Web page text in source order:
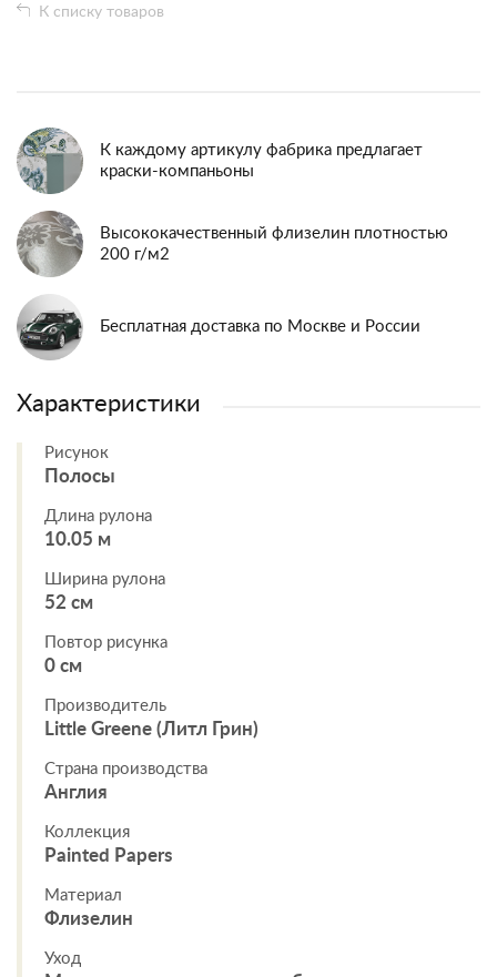
К списку товаров
К каждому артикулу фабрика предлагает
краски-компаньоны
Высококачественный флизелин плотностью
200 г/м2
Бесплатная доставка по Москве и России
Характеристики
Рисунок
Полосы
Длина рулона
10.05 м
Ширина рулона
52 см
Повтор рисунка
0 см
Производитель
Little Greene (Литл Грин)
Страна производства
Англия
Коллекция
Painted Papers
Материал
Флизелин
Уход